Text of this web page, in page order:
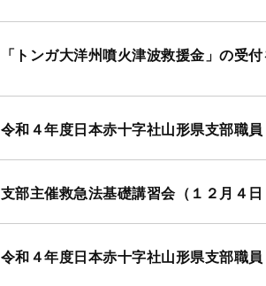
「トンガ大洋州噴火津波救援金」の受
令和４年度日本赤十字社山形県支部職
支部主催救急法基礎講習会（１２月４
令和４年度日本赤十字社山形県支部職